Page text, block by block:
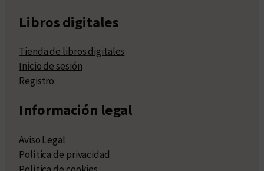
Libros digitales
Tienda de libros digitales
Inicio de sesión
Registro
Información legal
Aviso Legal
Política de privacidad